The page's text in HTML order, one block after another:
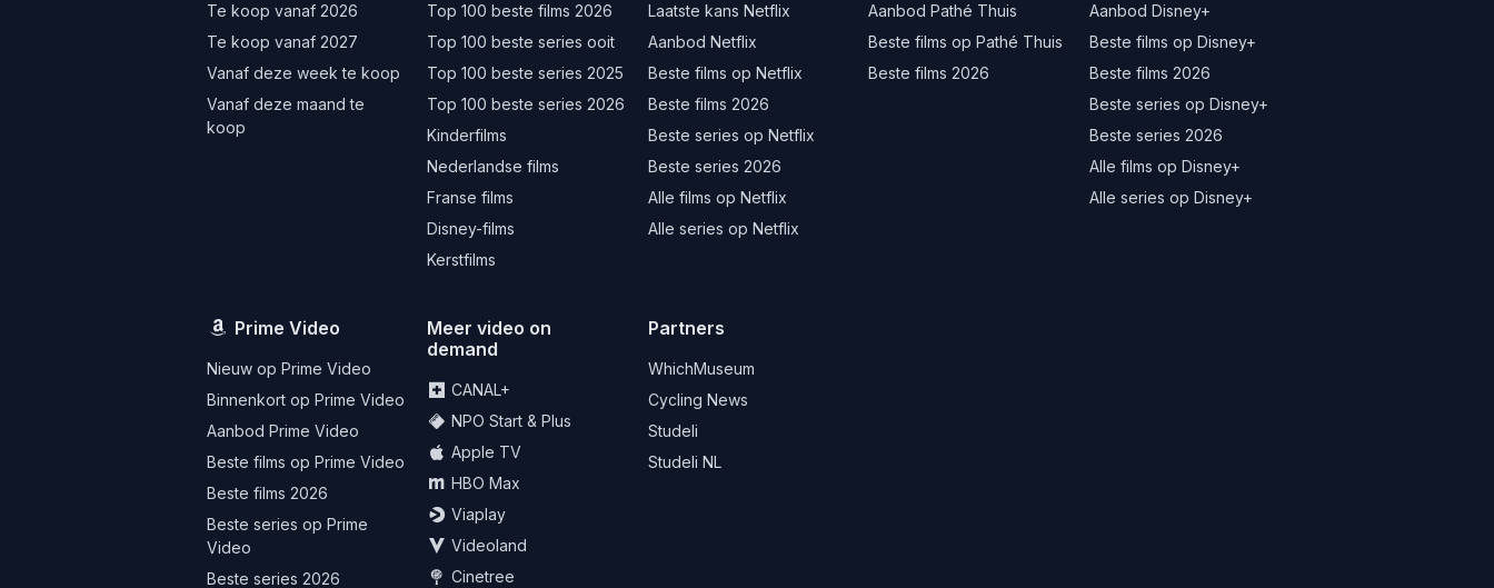
Te koop vanaf 2026
Te koop vanaf 2027
Vanaf deze week te koop
Vanaf deze maand te
koop
Top 100 beste films 2026
Top 100 beste series ooit
Top 100 beste series 2025
Top 100 beste series 2026
Kinderfilms
Nederlandse films
Franse films
Disney-films
Kerstfilms
Laatste kans Netflix
Aanbod Netflix
Beste films op Netflix
Beste films 2026
Beste series op Netflix
Beste series 2026
Alle films op Netflix
Alle series op Netflix
Aanbod Pathé Thuis
Beste films op Pathé Thuis
Beste films 2026
Aanbod Disney+
Beste films op Disney+
Beste films 2026
Beste series op Disney+
Beste series 2026
Alle films op Disney+
Alle series op Disney+
Prime Video
Nieuw op Prime Video
Binnenkort op Prime Video
Aanbod Prime Video
Beste films op Prime Video
Beste films 2026
Beste series op Prime
Video
Beste series 2026
Meer video on
demand
CANAL+
NPO Start & Plus
Apple TV
HBO Max
Viaplay
Videoland
Cinetree
Partners
WhichMuseum
Cycling News
Studeli
Studeli NL